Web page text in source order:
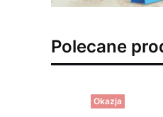
Polecane
Okazja